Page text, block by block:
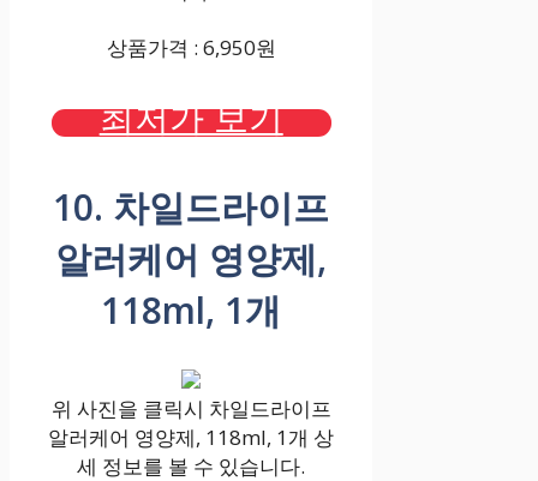
상품가격 : 6,950원
최저가 보기
10. 차일드라이프
알러케어 영양제,
118ml, 1개
위 사진을 클릭시 차일드라이프
알러케어 영양제, 118ml, 1개 상
세 정보를 볼 수 있습니다.